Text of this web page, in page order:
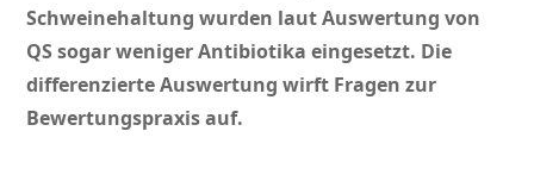
Schweinehaltung wurden laut Auswertung von
QS sogar weniger Antibiotika eingesetzt. Die
differenzierte Auswertung wirft Fragen zur
Bewertungspraxis auf.